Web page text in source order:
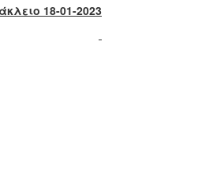
18-01-2023